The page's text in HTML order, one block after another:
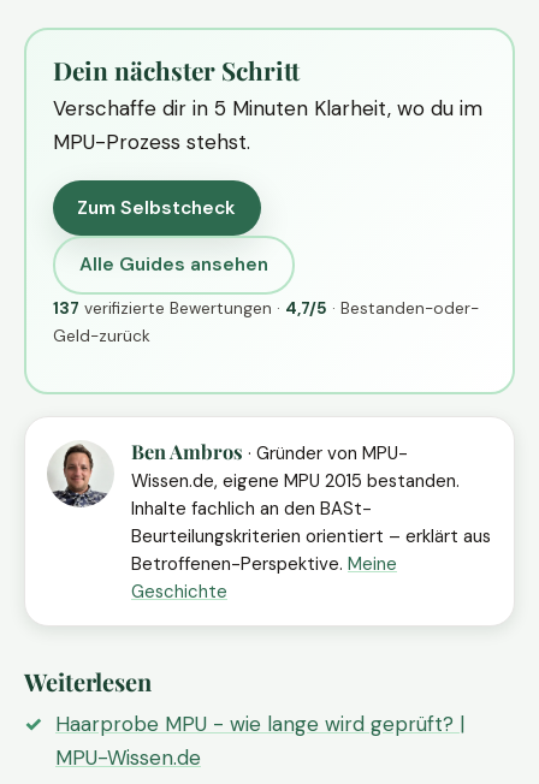
Dein nächster Schritt
Verschaffe dir in 5 Minuten Klarheit, wo du im
MPU-Prozess stehst.
Zum Selbstcheck
Alle Guides ansehen
137 verifizierte Bewertungen · 4,7/5 · Bestanden-oder-
Geld-zurück
Ben Ambros · Gründer von MPU-
Wissen.de, eigene MPU 2015 bestanden.
Inhalte fachlich an den BASt-
Beurteilungskriterien orientiert – erklärt aus
Betroffenen-Perspektive. Meine
Geschichte
Weiterlesen
Haarprobe MPU - wie lange wird geprüft? |
MPU-Wissen.de